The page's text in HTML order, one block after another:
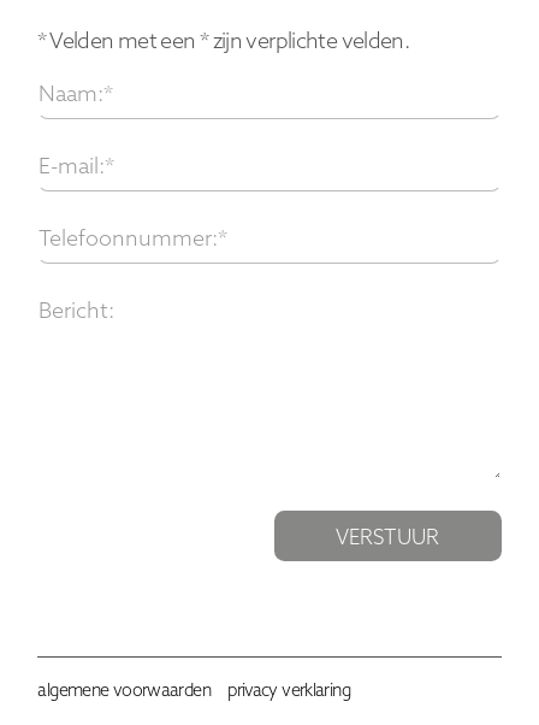
* Velden met een * zijn verplichte velden.
Naam:*
E-mail:*
Telefoonnummer:*
Bericht:
algemene voorwaarden privacy verklaring